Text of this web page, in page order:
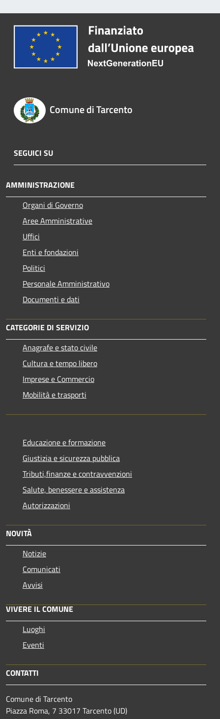
Comune di Tarcento
SEGUICI SU
AMMINISTRAZIONE
Organi di Governo
Aree Amministrative
Uffici
Enti e fondazioni
Politici
Personale Amministrativo
Documenti e dati
CATEGORIE DI SERVIZIO
Anagrafe e stato civile
Cultura e tempo libero
Imprese e Commercio
Mobilità e trasporti
Educazione e formazione
Giustizia e sicurezza pubblica
Tributi,finanze e contravvenzioni
Salute, benessere e assistenza
Autorizzazioni
NOVITÀ
Notizie
Comunicati
Avvisi
VIVERE IL COMUNE
Luoghi
Eventi
CONTATTI
Comune di Tarcento
Piazza Roma, 7 33017 Tarcento (UD)